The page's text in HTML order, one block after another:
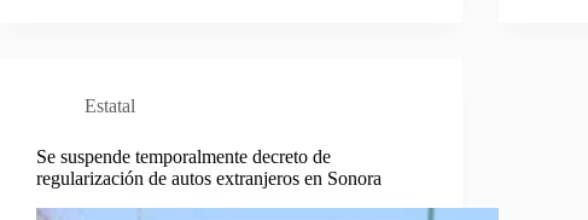
Estatal
Se suspende temporalmente decreto de
regularización de autos extranjeros en Sonora